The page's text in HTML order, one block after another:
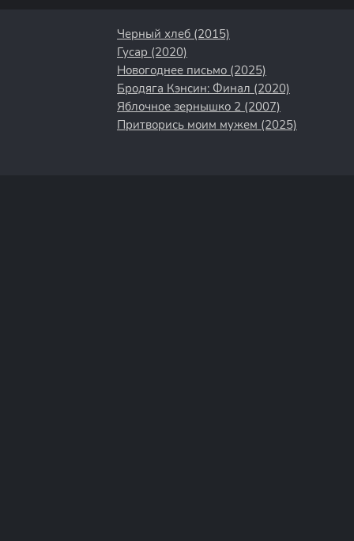
Черный хлеб (2015)
Гусар (2020)
Новогоднее письмо (2025)
Бродяга Кэнсин: Финал (2020)
Яблочное зернышко 2 (2007)
Притворись моим мужем (2025)